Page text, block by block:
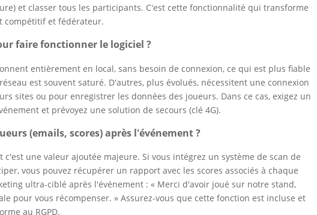
et classer tous les participants. C'est cette fonctionnalité qui transforme
compétitif et fédérateur.
faire fonctionner le logiciel ?
entièrement en local, sans besoin de connexion, ce qui est plus fiable
est souvent saturé. D'autres, plus évolués, nécessitent une connexion
sites ou pour enregistrer les données des joueurs. Dans ce cas, exigez un
et prévoyez une solution de secours (clé 4G).
(emails, scores) après l'événement ?
c'est une valeur ajoutée majeure. Si vous intégrez un système de scan de
vous pouvez récupérer un rapport avec les scores associés à chaque
ultra-ciblé après l'événement : « Merci d'avoir joué sur notre stand,
pour vous récompenser. » Assurez-vous que cette fonction est incluse et
au RGPD.